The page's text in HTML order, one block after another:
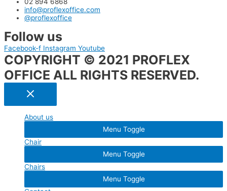
02 894 6868
info@proflexoffice.com
@proflexoffice
Follow us
Facebook-f Instagram Youtube
COPYRIGHT © 2021 PROFLEX
OFFICE ALL RIGHTS RESERVED.
About us
Menu Toggle
Chair
Menu Toggle
Chairs
Menu Toggle